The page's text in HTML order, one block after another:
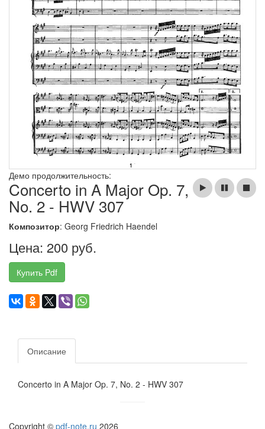
Демо продолжительность:
Concerto in A Major Op. 7,
No. 2 - HWV 307
Композитор: Georg Friedrich Haendel
Цена: 200 руб.
Купить Pdf
Описание
Concerto in A Major Op. 7, No. 2 - HWV 307
Copyright © pdf-note.ru 2026